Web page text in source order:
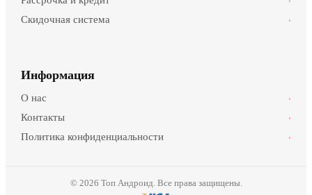
Скидочная система ›
Информация
О нас ›
Контакты ›
Политика конфиденциальности ›
© 2026 Топ Андроид. Все права защищены.